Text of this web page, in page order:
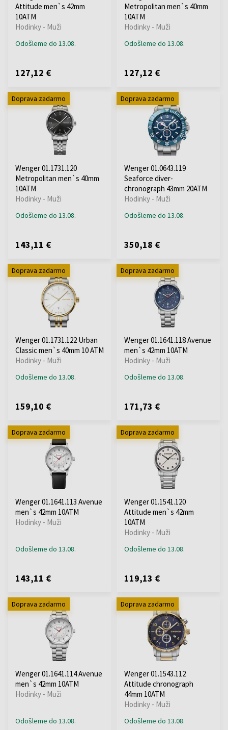
Attitude men`s 42mm
10ATM
Hodinky - Muži
Odošleme do 13.08.
127,12 €
Metropolitan men`s 40mm
10ATM
Hodinky - Muži
Odošleme do 13.08.
127,12 €
Doprava zadarmo
Wenger 01.1731.120
Metropolitan men`s 40mm
10ATM
Hodinky - Muži
Odošleme do 13.08.
143,11 €
Doprava zadarmo
Wenger 01.0643.119
Seaforce diver-
chronograph 43mm 20ATM
Hodinky - Muži
Odošleme do 13.08.
350,18 €
Doprava zadarmo
Wenger 01.1731.122 Urban
Classic men`s 40mm 10 ATM
Hodinky - Muži
Odošleme do 13.08.
159,10 €
Doprava zadarmo
Wenger 01.1641.118 Avenue
men`s 42mm 10ATM
Hodinky - Muži
Odošleme do 13.08.
171,73 €
Doprava zadarmo
Wenger 01.1641.113 Avenue
men`s 42mm 10ATM
Hodinky - Muži
Odošleme do 13.08.
143,11 €
Doprava zadarmo
Wenger 01.1541.120
Attitude men`s 42mm
10ATM
Hodinky - Muži
Odošleme do 13.08.
119,13 €
Doprava zadarmo
Wenger 01.1641.114 Avenue
men`s 42mm 10ATM
Hodinky - Muži
Odošleme do 13.08.
Doprava zadarmo
Wenger 01.1543.112
Attitude chronograph
44mm 10ATM
Hodinky - Muži
Odošleme do 13.08.